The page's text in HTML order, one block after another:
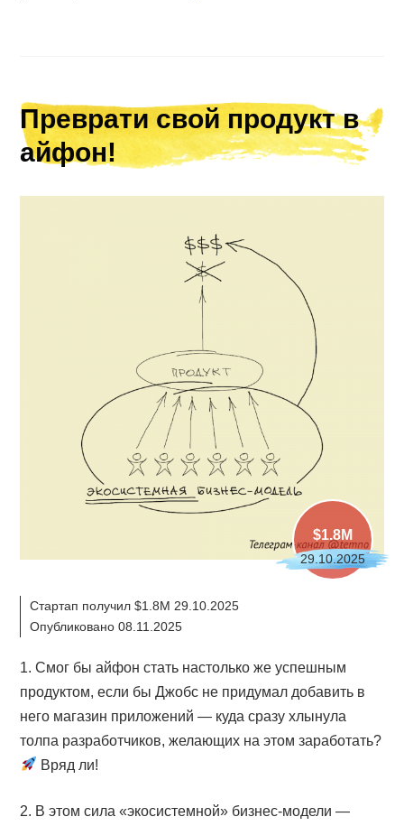
Преврати свой продукт в
айфон!
$1.8M
29.10.2025
Стартап получил $1.8M 29.10.2025
Опубликовано 08.11.2025
1. Смог бы айфон стать настолько же успешным
продуктом, если бы Джобс не придумал добавить в
него магазин приложений — куда сразу хлынула
толпа разработчиков, желающих на этом заработать?
Вряд ли!
2. В этом сила «экосистемной» бизнес-модели —